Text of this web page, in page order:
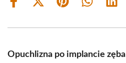
Share
Share
(Twitter)
Share Share
Opuchlizna po implancie